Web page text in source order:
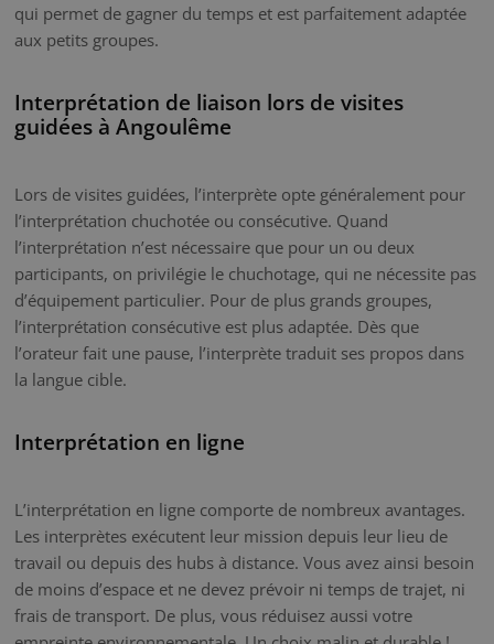
qui permet de gagner du temps et est parfaitement adaptée
aux petits groupes.
Interprétation de liaison lors de visites
guidées à Angoulême
Lors de visites guidées, l’interprète opte généralement pour
l’interprétation chuchotée ou consécutive. Quand
l’interprétation n’est nécessaire que pour un ou deux
participants, on privilégie le chuchotage, qui ne nécessite pas
d’équipement particulier. Pour de plus grands groupes,
l’interprétation consécutive est plus adaptée. Dès que
l’orateur fait une pause, l’interprète traduit ses propos dans
la langue cible.
Interprétation en ligne
L’interprétation en ligne comporte de nombreux avantages.
Les interprètes exécutent leur mission depuis leur lieu de
travail ou depuis des hubs à distance. Vous avez ainsi besoin
de moins d’espace et ne devez prévoir ni temps de trajet, ni
frais de transport. De plus, vous réduisez aussi votre